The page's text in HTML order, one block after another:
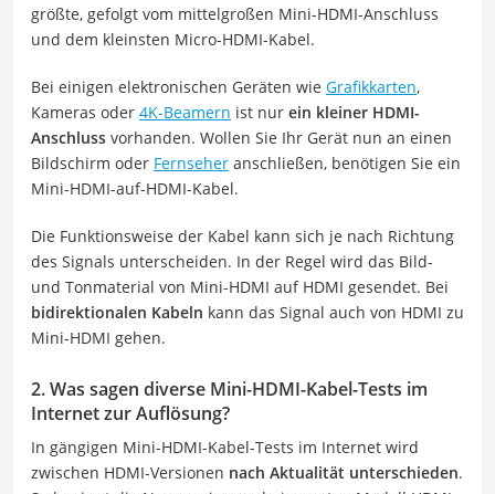
größte, gefolgt vom mittelgroßen Mini-HDMI-Anschluss
und dem kleinsten Micro-HDMI-Kabel.
Bei einigen elektronischen Geräten wie Grafikkarten,
Kameras oder 4K-Beamern ist nur ein kleiner HDMI-
Anschluss vorhanden. Wollen Sie Ihr Gerät nun an einen
Bildschirm oder Fernseher anschließen, benötigen Sie ein
Mini-HDMI-auf-HDMI-Kabel.
Die Funktionsweise der Kabel kann sich je nach Richtung
des Signals unterscheiden. In der Regel wird das Bild-
und Tonmaterial von Mini-HDMI auf HDMI gesendet. Bei
bidirektionalen Kabeln kann das Signal auch von HDMI zu
Mini-HDMI gehen.
2. Was sagen diverse Mini-HDMI-Kabel-Tests im
Internet zur Auflösung?
In gängigen Mini-HDMI-Kabel-Tests im Internet wird
zwischen HDMI-Versionen nach Aktualität unterschieden.